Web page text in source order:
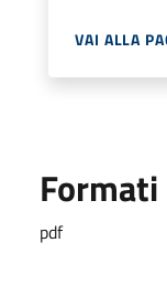
VAI ALLA
pdf